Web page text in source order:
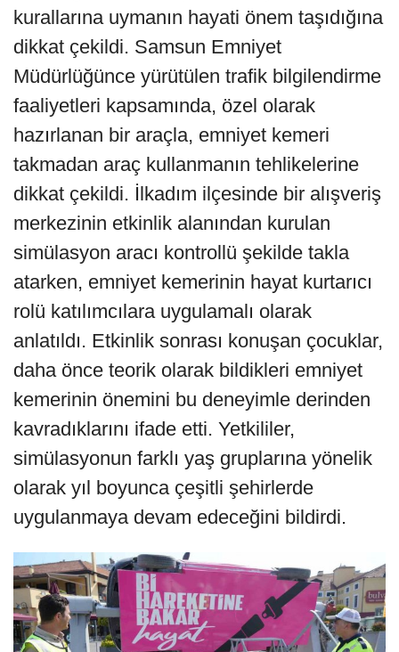
kurallarına uymanın hayati önem taşıdığına
dikkat çekildi. Samsun Emniyet
Müdürlüğünce yürütülen trafik bilgilendirme
faaliyetleri kapsamında, özel olarak
hazırlanan bir araçla, emniyet kemeri
takmadan araç kullanmanın tehlikelerine
dikkat çekildi. İlkadım ilçesinde bir alışveriş
merkezinin etkinlik alanından kurulan
simülasyon aracı kontrollü şekilde takla
atarken, emniyet kemerinin hayat kurtarıcı
rolü katılımcılara uygulamalı olarak
anlatıldı. Etkinlik sonrası konuşan çocuklar,
daha önce teorik olarak bildikleri emniyet
kemerinin önemini bu deneyimle derinden
kavradıklarını ifade etti. Yetkililer,
simülasyonun farklı yaş gruplarına yönelik
olarak yıl boyunca çeşitli şehirlerde
uygulanmaya devam edeceğini bildirdi.